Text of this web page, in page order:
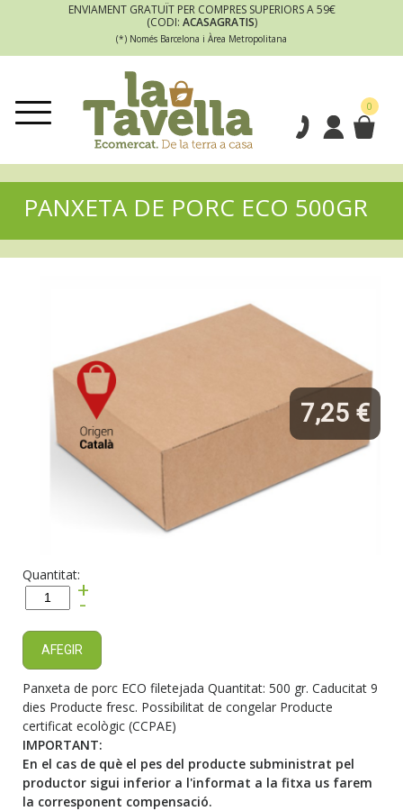
ENVIAMENT GRATUÏT PER COMPRES SUPERIORS A 59€
(CODI: ACASAGRATIS)
(*) Només Barcelona i Àrea Metropolitana
0
PANXETA DE PORC ECO 500GR
7,25 €
Quantitat:
+
-
AFEGIR
Panxeta de porc ECO filetejada Quantitat: 500 gr. Caducitat 9
dies Producte fresc. Possibilitat de congelar Producte
certificat ecològic (CCPAE)
IMPORTANT:
En el cas de què el pes del producte subministrat pel
productor sigui inferior a l'informat a la fitxa us farem
la corresponent compensació.